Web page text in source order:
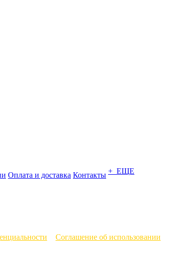
Оплата и доставка Контакты + ЕЩЕ
Соглашение об использовании